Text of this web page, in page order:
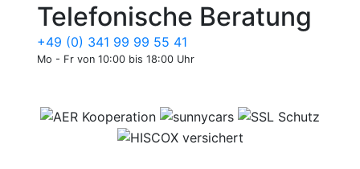
Telefonische Beratung
+49 (0) 341 99 99 55 41
Mo - Fr von 10:00 bis 18:00 Uhr